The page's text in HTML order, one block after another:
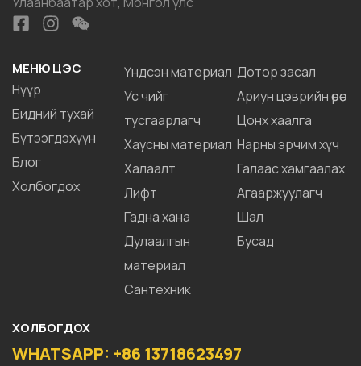
МЕНЮ ЦЭС
Нүүр
Бидний тухай
Бүтээгдэхүүн
Блог
Холбогдох
Үндсэн материал
Ус чийг
тусгаарлагч
Хаусны материал
Халаалт
Лифт
Гадна хана
Дулаалгын
материал
Сантехник
Дотор засал
Ариун цэврийн өрөө
Цонх хаалга
Нарны эрчим хүч
Галаас хамгаалах
Агааржуулагч
Шал
Бусад
ХОЛБОГДОХ
WHATSAPP: +86 13718623497